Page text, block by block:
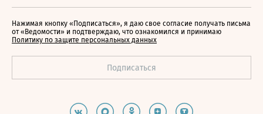
Нажимая кнопку «Подписаться», я даю свое согласие получать письма
от «Ведомости» и подтверждаю, что ознакомился и принимаю
Политику по защите персональных данных